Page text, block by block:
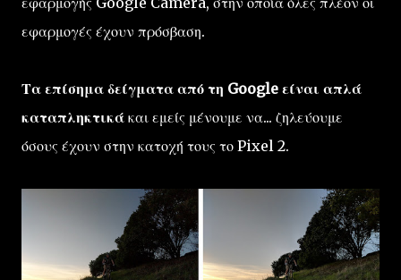
εφαρμογές έχουν πρόσβαση.
Τα επίσημα δείγματα από τη Google είναι απλά
καταπληκτικά και εμείς μένουμε να... ζηλεύουμε
όσους έχουν στην κατοχή τους το Pixel 2.